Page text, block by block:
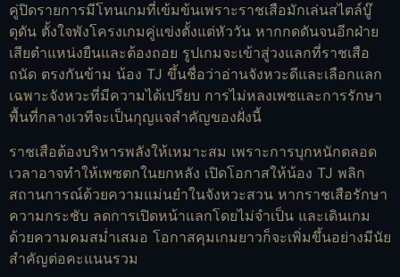
คู่ปิดรายการมีโทนเกมที่เข้มข้นเพราะราชเสือมักเล่นสไตล์บู๊
ดุดัน ตั้งใจพังโครงเกมคู่แข่งตั้งแต่หัววัน หากกดดันจนอีกฝ่าย
เสียตำแหน่งยืนและต้องถอย รูปเกมจะเข้าสู่วงแลกที่ราชเสือ
ถนัด ตรงกันข้าม น้อง TJ ขึ้นชื่อว่าอ่านจังหวะดีและเลือกแลก
เฉพาะจังหวะที่มีความได้เปรียบ การไม่หลงเพซและการรักษา
พื้นที่กลางเวทีจะเป็นกุญแจสำคัญของฝั่งนี้
ราชเสือต้องบริหารพลังให้เหมาะสม เพราะการบุกหนักตลอด
เวลาอาจทำให้เพซตกในยกหลัง เปิดโอกาสให้น้อง TJ พลิก
สถานการณ์ด้วยความแม่นยำในจังหวะสวน หากราชเสือรักษา
ความกระชับ ลดการเปิดหน้าแลกโดยไม่จำเป็น และเดินเกม
ด้วยความคมสม่ำเสมอ โอกาสคุมเกมยาวก็จะเพิ่มขึ้นอย่างมีนัย
สำคัญต่อคะแนนรวม